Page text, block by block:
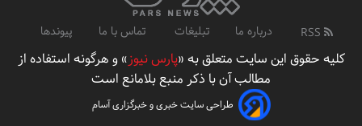
درباره ما تبلیغات تماس با ما پیوندها
کلیه حقوق این سایت متعلق به «پارس نیوز» و هرگونه استفاده از
مطالب آن با ذکر منبع بلامانع است
طراحی سایت خبری و خبرگزاری آسام